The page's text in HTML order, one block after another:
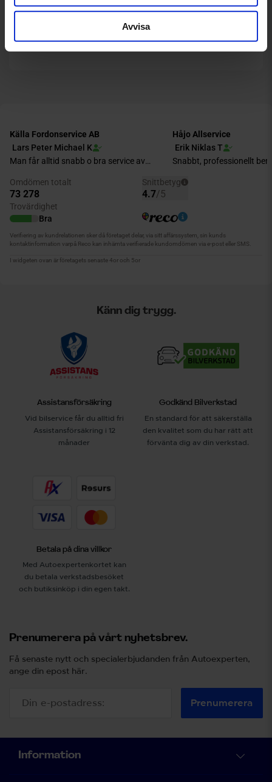
Avvisa
Villkor vid verkstadsbesök
Cookies och GDPR
Känn dig trygg.
Assistansförsäkring
Vid bilservice får du alltid fri
Assistansförsäkring i 12
månader
Godkänd Bilverkstad
En standard för att säkerställa
den kvalitet som du har rätt att
förvänta dig av din verkstad.
Betala på dina villkor
Med Autoexpertenkortet kan
du betala verkstadsbesöket
och butiksinköp i din egen takt.
Prenumerera på vårt nyhetsbrev.
Få senaste nytt och specialerbjudanden från Autoexperten,
ange din epost här.
Prenumerera
Information